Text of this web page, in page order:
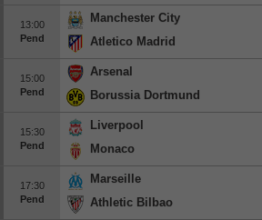
13:00
Pend
Manchester City
Atletico Madrid
15:00
Pend
Arsenal
Borussia Dortmund
15:30
Pend
Liverpool
Monaco
17:30
Pend
Marseille
Athletic Bilbao